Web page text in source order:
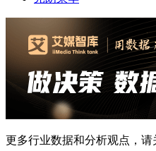
更多行业数据和分析观点，